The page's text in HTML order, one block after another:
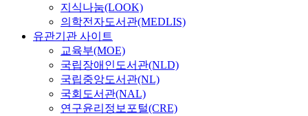
지식나눔(LOOK)
의학전자도서관(MEDLIS)
유관기관 사이트
교육부(MOE)
국립장애인도서관(NLD)
국립중앙도서관(NL)
국회도서관(NAL)
연구윤리정보포털(CRE)